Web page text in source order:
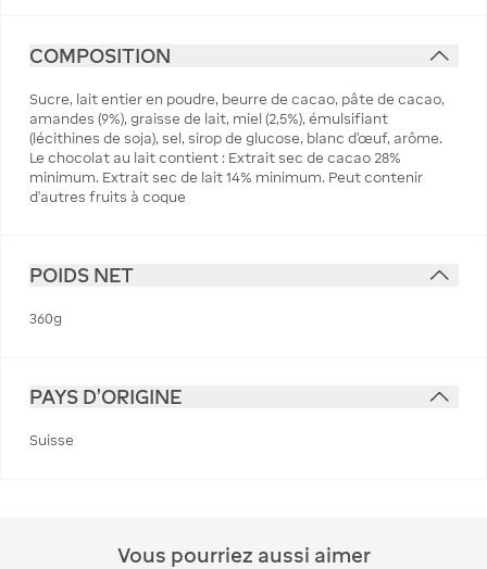
COMPOSITION
Sucre, lait entier en poudre, beurre de cacao, pâte de cacao,
amandes (9%), graisse de lait, miel (2,5%), émulsifiant
(lécithines de soja), sel, sirop de glucose, blanc d'œuf, arôme.
Le chocolat au lait contient : Extrait sec de cacao 28%
minimum. Extrait sec de lait 14% minimum. Peut contenir
d'autres fruits à coque
POIDS NET
360g
PAYS D'ORIGINE
Suisse
Vous pourriez aussi aimer